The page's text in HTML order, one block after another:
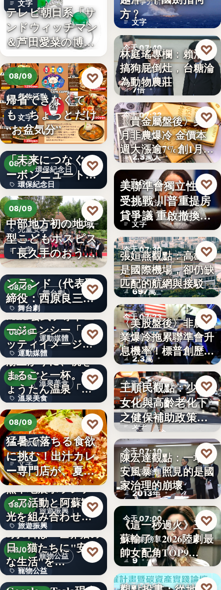
文字
テレビ朝日系「サ
ンドウィッチマン
＆芦田愛菜の博士
ちゃん」…
08/09
餐飲活動
文字
帰省できなくて
も、ちょっとだけ
“お盆気分”
♡
環保紀念日
08/09
環保紀念日
文字
日本JC、9月3日を
「未来につなぐカ
ーボンニュートラ
ルの…
♡
08/09
兒童安寧
文字
中部地方初の地域
型こどもホスピス
「長久手のおう
ち」が愛知…
♡
舞台劇
08/09
舞台劇
文字
株式会社青山メイ
ンランド（代表取
締役：西原良三）
特別協賛…
♡
運動媒體
08/09
運動媒體
2,430
MLB公式フォトエ
ージェンシー「ゲ
ッティイメージ
ズ」五十…
♡
溫泉美食
08/09
溫泉美食
14年
湯上がりに、桃を
まるごと一杯。ひ
ょうたん温泉「飲
泉堂」、…
♡
08/09
餐飲新品
文字
猛暑で落ちる食欲
に挑む！出汁カレ
ー専門店が、夏限
定「無限…
♡
旅遊振興
08/09
旅遊振興
2
熊本地震ボランテ
ィア活動と阿蘇観
光を組み合わせた
「ボラン…
♡
寵物公益
08/09
寵物公益
8月8日は「世界猫の
日」猫たちに"安全
な生活"を…
♡
下班國際線》
文字
方﹖
今天 07:40
政治食安
7倍
林庭瑤專欄：賴清德
搞狗屁倒灶，台糖淪
為動物農莊
♡
今天 07:32
貴金屬
2.3萬人
〈貴金屬盤後〉美7
月非農爆冷 金價本
週大漲逾7%創1月
來…
♡
今天 07:30
財經政治
文字
美聯準會獨立性再
受挑戰 川普重提房
貸爭議 重啟撤換庫
克程…
♡
今天 07:30
航空政策
697萬
張姮燕觀點：高雄已
是國際機場，卻仍缺
匹配的航網與接駁
♡
今天 07:23
美股財經
2.3萬
〈美股盤後〉非農就
業爆冷拖累聯準會升
息機率！標普創歷史
新…
♡
今天 07:20
社會政策
文字
王順民觀點：少子
女化與高齡老化下
之健保補助政策的
解構、重…
♡
今天 07:10
食安治理
2013年
陳宏達觀點：一場食
安風暴，照見的是國
家治理的崩壞
♡
今天 07:00
影劇榜單
9
《這一秒過火》王籽
蘇輸了！2026陸劇最
帥女配角TOP9…
♡
今天 07:00